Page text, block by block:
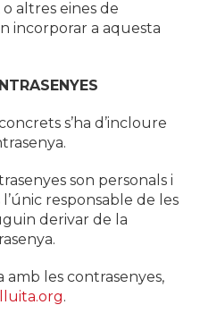
altres eines de
incorporar a aquesta
s’ha d’incloure
son personals i
responsable de les
derivar de la
amb les contrasenyes,
.